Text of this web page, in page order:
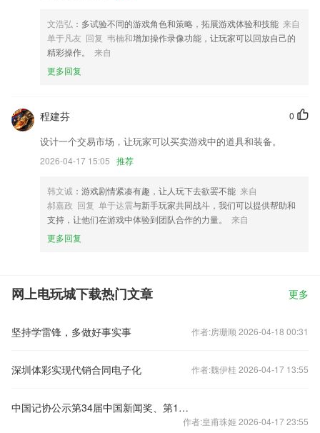
文浩弘 ：多试验不同的游戏角色和策略，拓展游戏体验和技能 来自
单于凡友 回复 韦楠和增加操作录像功能，让玩家可以回放自己的
精彩操作。
来自
更多回复
0
程建芬
设计一个交易市场，让玩家可以买卖游戏中的道具和装备。
2026-04-17 15:05 推荐
韩文诚 ：游戏剧情紧凑有趣，让人玩下去欲罢不能 来自
郝嘉政 回复 单于达震与新手玩家共同战斗，我们可以提供帮助和
支持，让他们在游戏中体验到团队合作的力量。
来自
更多回复
网上电玩城下载热门文章 更多
坚持学雷锋，多做好事实事 作者:房珊顺 2026-04-18 00:31
深圳体彩实现代销合同电子化 作者:魏伊桂 2026-04-17 13:55
中国记协公示第34届中国新闻奖、第18届长江韬奋奖评选结果
作者:皇甫珠姬 2026-04-17 23:55